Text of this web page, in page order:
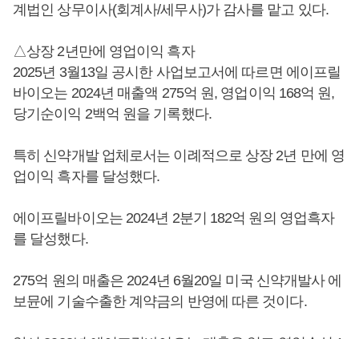
계법인 상무이사(회계사/세무사)가 감사를 맡고 있다.
△상장 2년만에 영업이익 흑자
2025년 3월13일 공시한 사업보고서에 따르면 에이프릴
바이오는 2024년 매출액 275억 원, 영업이익 168억 원,
당기순이익 2백억 원을 기록했다.
특히 신약개발 업체로서는 이례적으로 상장 2년 만에 영
업이익 흑자를 달성했다.
에이프릴바이오는 2024년 2분기 182억 원의 영업흑자
를 달성했다.
275억 원의 매출은 2024년 6월20일 미국 신약개발사 에
보뮨에 기술수출한 계약금의 반영에 따른 것이다.